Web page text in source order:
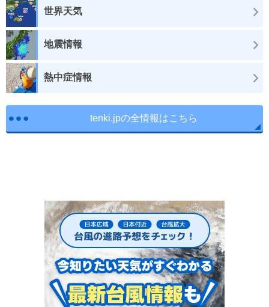
世界天気
地震情報
熱中症情報
tenki.jpの全情報はこちら